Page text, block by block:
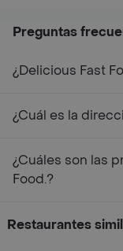
Preguntas
¿Delicious Fast
¿Cuál es la
¿Cuáles son las
Food.?
Restaurantes